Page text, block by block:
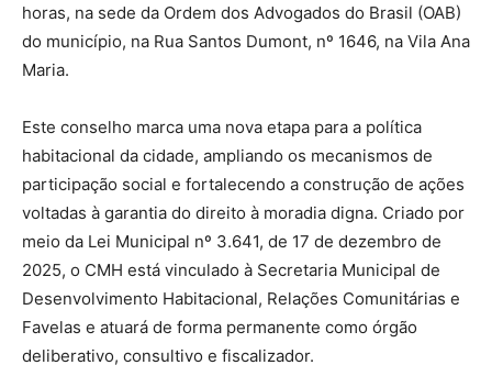
horas, na sede da Ordem dos Advogados do Brasil (OAB)
do município, na Rua Santos Dumont, nº 1646, na Vila Ana
Maria.
Este conselho marca uma nova etapa para a política
habitacional da cidade, ampliando os mecanismos de
participação social e fortalecendo a construção de ações
voltadas à garantia do direito à moradia digna. Criado por
meio da Lei Municipal nº 3.641, de 17 de dezembro de
2025, o CMH está vinculado à Secretaria Municipal de
Desenvolvimento Habitacional, Relações Comunitárias e
Favelas e atuará de forma permanente como órgão
deliberativo, consultivo e fiscalizador.